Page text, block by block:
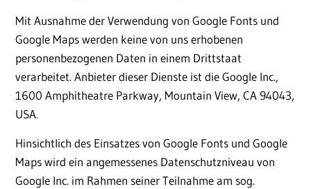
Mit Ausnahme der Verwendung von Google Fonts und
Google Maps werden keine von uns erhobenen
personenbezogenen Daten in einem Drittstaat
verarbeitet. Anbieter dieser Dienste ist die Google Inc.,
1600 Amphitheatre Parkway, Mountain View, CA 94043,
USA.
Hinsichtlich des Einsatzes von Google Fonts und Google
Maps wird ein angemessenes Datenschutzniveau von
Google Inc. im Rahmen seiner Teilnahme am sog.